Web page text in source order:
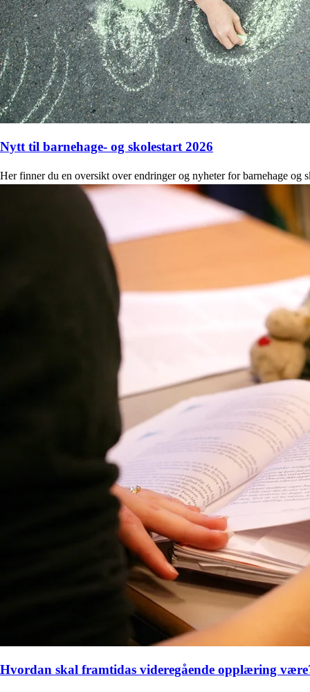
Nytt til barnehage- og skolestart 2026
Her finner du en oversikt over endringer og nyheter for barnehage og
Hvordan skal framtidas videregående opplæring